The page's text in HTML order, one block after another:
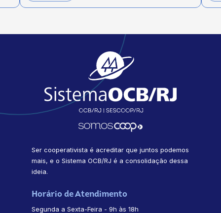
Ser cooperativista é acreditar que juntos podemos
mais, e o Sistema OCB/RJ é a consolidação dessa
ideia.
Horário de Atendimento
Segunda a Sexta-Feira - 9h às 18h